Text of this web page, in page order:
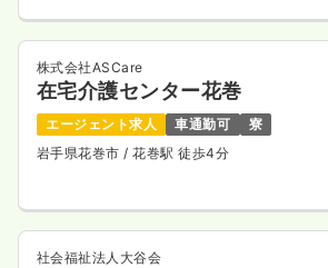
株式会社ASCare
在宅介護センター花巻
エージェント求人 車通勤可
寮
岩手県花巻市/ 花巻駅 徒歩4分
社会福祉法人大谷会